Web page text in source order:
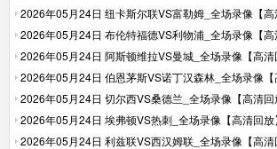
2026年05月24日 纽卡斯尔联VS富勒姆_全场录像【高
2026年05月24日 布伦特福德VS利物浦_全场录像【高
2026年05月24日 阿斯顿维拉VS曼城_全场录像【高清
2026年05月24日 伯恩茅斯VS诺丁汉森林_全场录像【
2026年05月24日 切尔西VS桑德兰_全场录像【高清回
2026年05月24日 埃弗顿VS热刺_全场录像【高清回放
2026年05月24日 利兹联VS西汉姆联_全场录像【高清